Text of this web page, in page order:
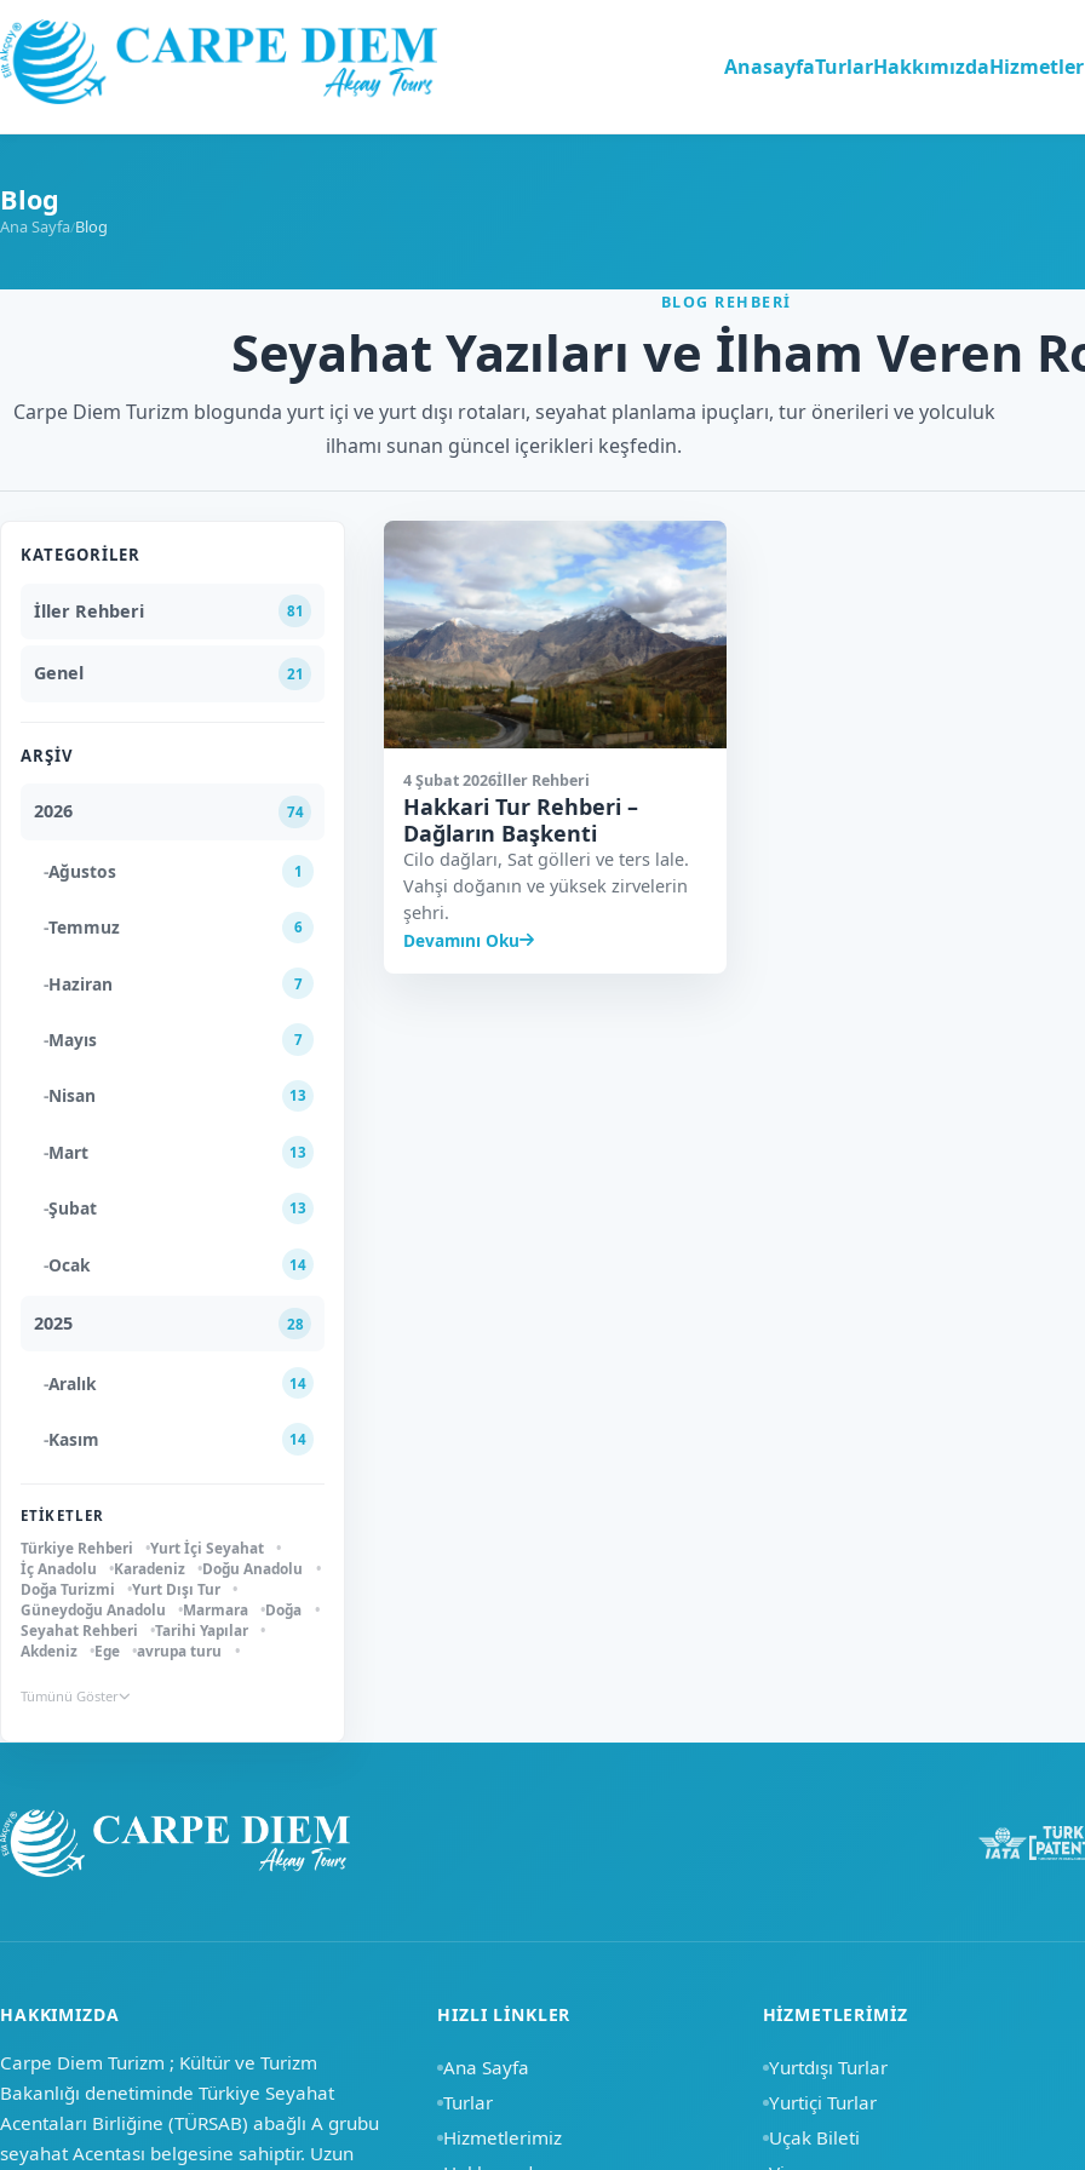
Skip to content
AnasayfaTurlarHakkımızda
Blog
Ana Sayfa/Blog
BLOG REHBERI
Seyahat Yazıları ve İlham Veren
Carpe Diem Turizm blogunda yurt içi ve yurt dışı rotaları, seyahat planlama ipuçları, tur önerileri ve yolculuk
ilhamı sunan güncel içerikleri keşfedin.
KATEGORILER
İller Rehberi 81
Genel 21
ARŞIV
2026 74
-Ağustos 1
-Temmuz 6
-Haziran 7
-Mayıs 7
-Nisan 13
-Mart 13
-Şubat 13
-Ocak 14
2025 28
-Aralık 14
-Kasım 14
ETIKETLER
Türkiye Rehberi
Yurt İçi Seyahat
İç Anadolu
Karadeniz
Doğu Anadolu
Doğa Turizmi
Yurt Dışı Tur
Güneydoğu Anadolu
Marmara
Doğa
Seyahat Rehberi
Tarihi Yapılar
Akdeniz
Ege avrupa turu
Tümünü Göster
4 Şubat 2026İller Rehberi
Hakkari Tur Rehberi –
Dağların Başkenti
Cilo dağları, Sat gölleri ve ters lale.
Vahşi doğanın ve yüksek zirvelerin
şehri.
Devamını Oku
HAKKIMIZDA
Carpe Diem Turizm ; Kültür ve Turizm
Bakanlığı denetiminde Türkiye Seyahat
Acentaları Birliğine (TÜRSAB) abağlı A grubu
seyahat Acentası belgesine sahiptir. Uzun
HIZLI LINKLER
Ana Sayfa
Turlar
Hizmetlerimiz
HIZMETLERIMIZ
Yurtdışı Turlar
Yurtiçi Turlar
Uçak Bileti